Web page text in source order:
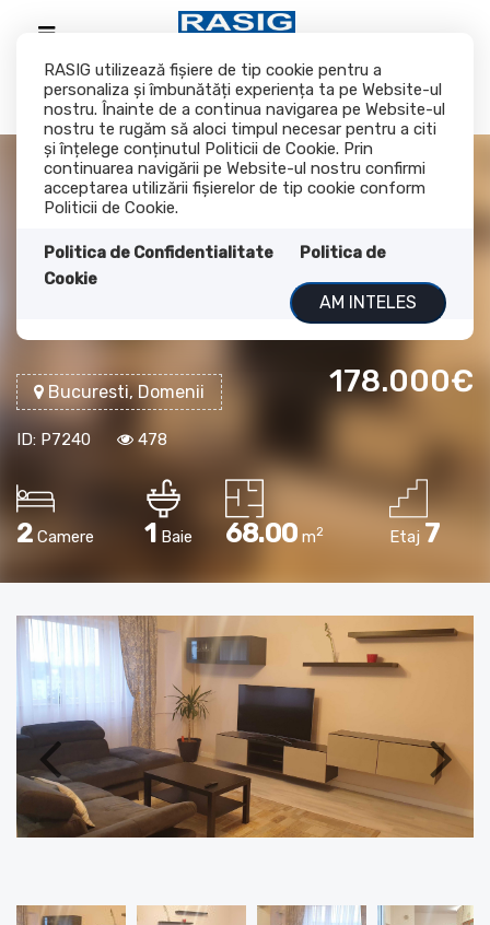
RASIG utilizează fişiere de tip cookie pentru a
personaliza și îmbunătăți experiența ta pe Website-ul
nostru. Înainte de a continua navigarea pe Website-ul
nostru te rugăm să aloci timpul necesar pentru a citi
și înțelege conținutul Politicii de Cookie. Prin
continuarea navigării pe Website-ul nostru confirmi
acceptarea utilizării fişierelor de tip cookie conform
Politicii de Cookie.
Politica de Confidentialitate
Politica de
Cookie
AM INTELES
Vanzare apartament 2
camere Ion Mihalache -
Bucuresti, Domenii 178.000€
ID: P7240 478
2 Camere 1 Baie 68.00 m2 Etaj 7